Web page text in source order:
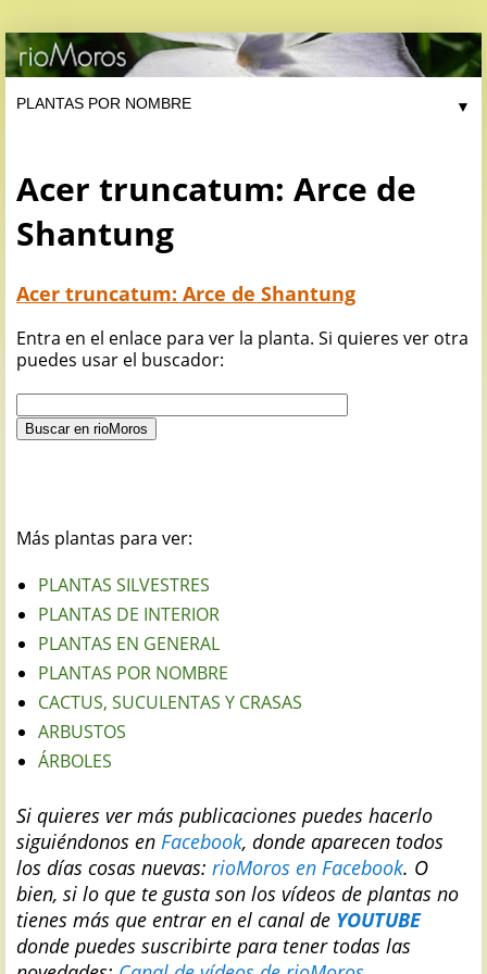
▼
Acer truncatum: Arce de
Shantung
Acer truncatum: Arce de Shantung
Entra en el enlace para ver la planta. Si quieres ver otra
puedes usar el buscador:
Más plantas para ver:
PLANTAS SILVESTRES
PLANTAS DE INTERIOR
PLANTAS EN GENERAL
PLANTAS POR NOMBRE
CACTUS, SUCULENTAS Y CRASAS
ARBUSTOS
ÁRBOLES
Si quieres ver más publicaciones puedes hacerlo
siguiéndonos en Facebook, donde aparecen todos
los días cosas nuevas: rioMoros en Facebook. O
bien, si lo que te gusta son los vídeos de plantas no
tienes más que entrar en el canal de YOUTUBE
donde puedes suscribirte para tener todas las